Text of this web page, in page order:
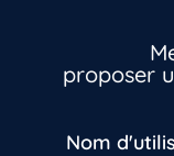
proposer